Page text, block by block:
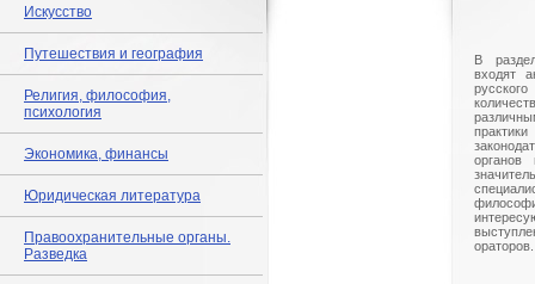
Искусство
Путешествия и география
Религия, философия,
психология
Экономика, финансы
Юридическая литература
Правоохранительные органы.
Разведка
В
входят
органов
ораторов.